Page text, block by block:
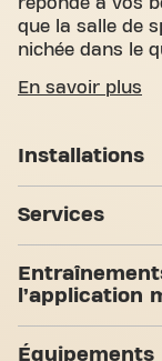
que la salle de
nichée dans le
Nous savons à
d'espace
chaque étape.
variété
vidéo et
distingue
que nous
Rejoignez-nous
En savoir plus
Installations
Douches
Services
l’application
Équipements